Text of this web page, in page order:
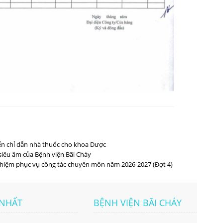
chỉ dẫn nhà thuốc cho khoa Dược
âm của Bệnh viện Bãi Cháy
phục vụ công tác chuyên môn năm 2026-2027 (Đợt 4)
BỆNH VIỆN BÃI CHÁY